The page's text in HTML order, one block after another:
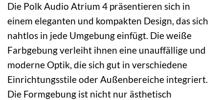
Die Polk Audio Atrium 4 präsentieren sich in
einem eleganten und kompakten Design, das sich
nahtlos in jede Umgebung einfügt. Die weiße
Farbgebung verleiht ihnen eine unauffällige und
moderne Optik, die sich gut in verschiedene
Einrichtungsstile oder Außenbereiche integriert.
Die Formgebung ist nicht nur ästhetisch